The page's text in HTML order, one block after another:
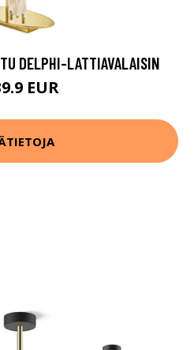
DELPHI-LATTIAVALAISIN
EUR